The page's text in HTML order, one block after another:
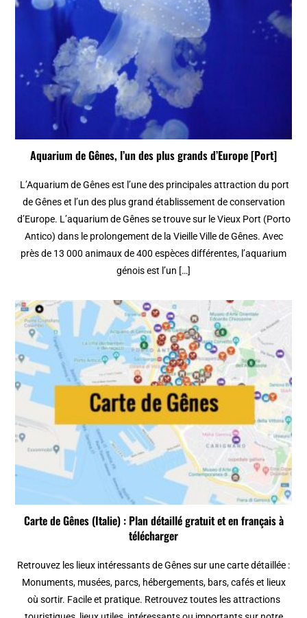
Aquarium de Gênes, l’un des plus grands d’Europe [Port]
L’Aquarium de Gênes est l’une des principales attraction du port
de Gênes et l’un des plus grand établissement de conservation
d’Europe. L’aquarium de Gênes se trouve sur le Vieux Port (Porto
Antico) dans le prolongement de la Vieille Ville de Gênes. Avec
près de 13 000 animaux de 400 espèces différentes, l’aquarium
génois est l’un […]
Carte de Gênes (Italie) : Plan détaillé gratuit et en français à
télécharger
Retrouvez les lieux intéressants de Gênes sur une carte détaillée :
Monuments, musées, parcs, hébergements, bars, cafés et lieux
où sortir. Facile et pratique. Retrouvez toutes les attractions